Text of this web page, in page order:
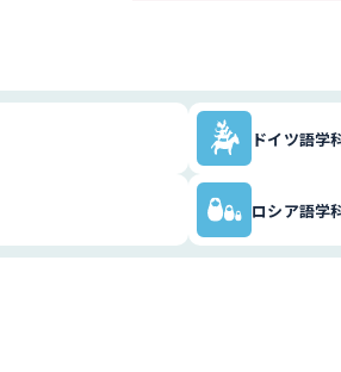
ドイツ語学
ロシア語学